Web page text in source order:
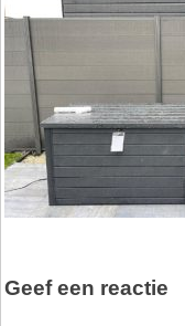
Geef een reactie